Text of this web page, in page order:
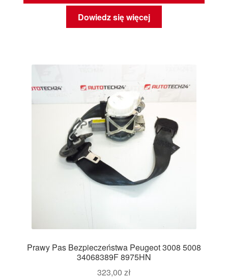
Dowiedz się więcej
Prawy Pas Bezpieczeństwa Peugeot 3008 5008
34068389F 8975HN
323,00 zł